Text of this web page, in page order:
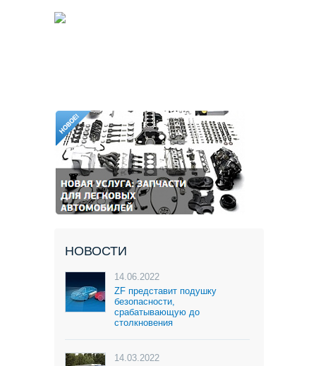
НОВОСТИ
14.06.2022
ZF представит подушку
безопасности,
срабатывающую до
столкновения
14.03.2022